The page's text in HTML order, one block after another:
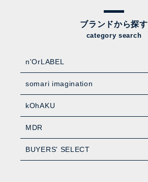
ブランドから探す
category search
n'OrLABEL
somari imagination
kOhAKU
MDR
BUYERS' SELECT